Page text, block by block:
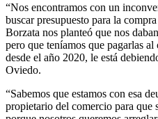
“Nos encontramos con un
buscar presupuesto para la
Borzata nos planteó que nos
pero que teníamos que pagarlas
desde el año 2020, le está
Oviedo.
“Sabemos que estamos con esa
propietario del comercio para que